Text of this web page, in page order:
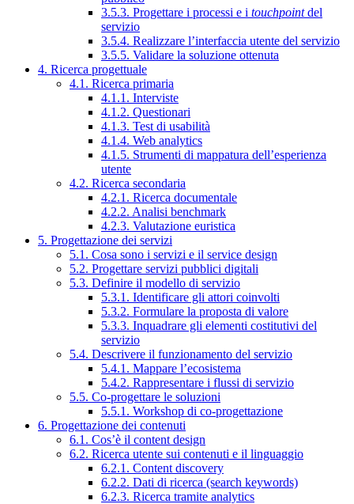
3.5.3. Progettare i processi e i touchpointdel
servizio
3.5.4. Realizzare l’interfaccia utente del servizio
3.5.5. Validare la soluzione ottenuta
4. Ricerca progettuale
4.1. Ricerca primaria
4.1.1. Interviste
4.1.2. Questionari
4.1.3. Test di usabilità
4.1.4. Web analytics
4.1.5. Strumenti di mappatura dell’esperienza
utente
4.2. Ricerca secondaria
4.2.1. Ricerca documentale
4.2.2. Analisi benchmark
4.2.3. Valutazione euristica
5. Progettazione dei servizi
5.1. Cosa sono i servizi e il service design
5.2. Progettare servizi pubblici digitali
5.3. Definire il modello di servizio
5.3.1. Identificare gli attori coinvolti
5.3.2. Formulare la proposta di valore
5.3.3. Inquadrare gli elementi costitutivi del
servizio
5.4. Descrivere il funzionamento del servizio
5.4.1. Mappare l’ecosistema
5.4.2. Rappresentare i flussi di servizio
5.5. Co-progettare le soluzioni
5.5.1. Workshop di co-progettazione
6. Progettazione dei contenuti
6.1. Cos’è il content design
6.2. Ricerca utente sui contenuti e il linguaggio
6.2.1. Content discovery
6.2.2. Dati di ricerca (search keywords)
6.2.3. Ricerca tramite analytics